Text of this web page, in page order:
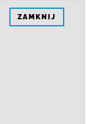
ZAMKNIJ